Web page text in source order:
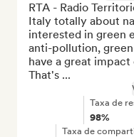
RTA - Radio
Italy totally about
interested in green
anti-pollution,
have a great impact
That's ...
Taxa de
98%
Taxa de